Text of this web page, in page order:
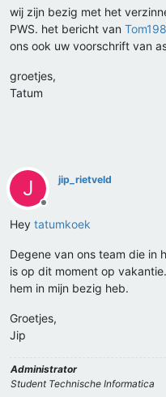
wij zijn bezig met het
PWS. het bericht van
ons ook uw voorschrift van
groetjes,
Tatum
J
Offline
jip_rietveld
Hey tatumkoek
Degene van ons team die in
is op dit moment op
hem in mijn bezig heb.
Groetjes,
Jip
Administrator
Student Technische Informatica